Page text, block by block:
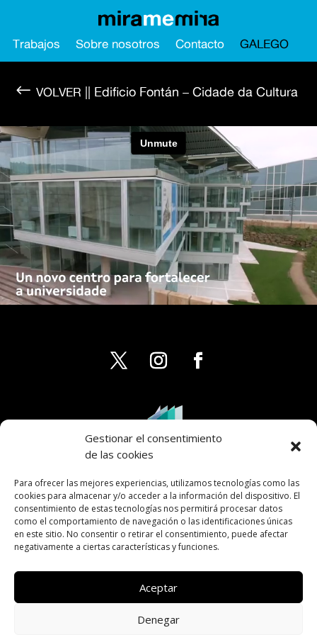
Gestionar el consentimiento
de las cookies
Para ofrecer las mejores experiencias, utilizamos tecnologías como las
cookies para almacenar y/o acceder a la información del dispositivo. El
consentimiento de estas tecnologías nos permitirá procesar datos
como el comportamiento de navegación o las identificaciones únicas
en este sitio. No consentir o retirar el consentimiento, puede afectar
negativamente a ciertas características y funciones.
Aceptar
Denegar
Trabajos Sobre nosotros Contacto GALEGO
# || Edificio Fontán – Cidade da Cultura
PRIVACIDAD